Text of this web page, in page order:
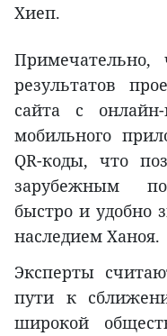
Хиеп.
результатов
сайта с
мобильного
QR-коды, что
зарубежным
быстро и удобно
наследием Ханоя.
Эксперты
пути к
широкой